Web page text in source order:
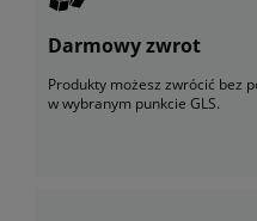
Darmowy zwrot
Produkty możesz zwrócić bez
w wybranym punkcie GLS.